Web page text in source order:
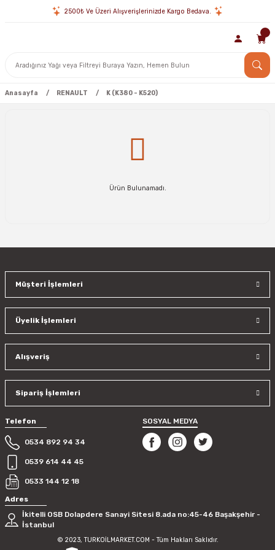
2500₺ Ve Üzeri Alışverişlerinizde Kargo Bedava.
Anasayfa RENAULT K (K380 - K520)
Ürün Bulunamadı.
Müşteri İşlemleri
Üyelik İşlemleri
Alışveriş
Sipariş İşlemleri
Telefon
0534 892 94 34
0539 614 44 45
0533 144 12 18
SOSYAL MEDYA
Adres
İkitelli OSB Dolapdere Sanayi Sitesi 8.ada no:45-46 Başakşehir -
İstanbul
© 2023, TURKOİLMARKET.COM - Tüm Hakları Saklıdır.